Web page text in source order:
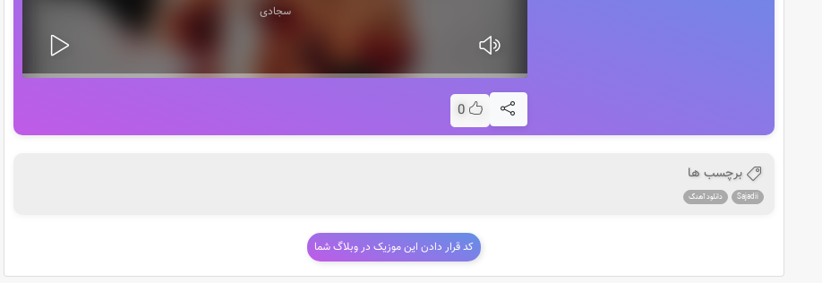
سجادی
0
برچسب ها
Sajadii دانلود آهنگ
کد قرار دادن این موزیک در وبلاگ شما